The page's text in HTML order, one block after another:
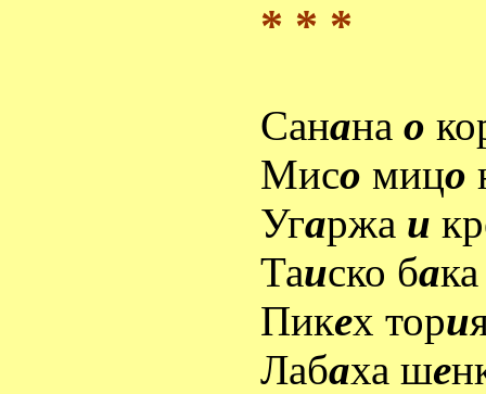
* * *
Санана о
Мисо мицо
Угаржа и
Таиско ба
Пикех тори
Лабаха ше